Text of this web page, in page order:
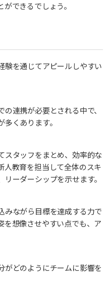
できるでしょう。
験を通じてアピールしやすい
連携が必要とされる中で、
くあります。
スタッフをまとめ、効率的な
人教育を担当して全体のスキ
ーダーシップを示せます。
みながら目標を達成する力で
を想像させやすい点でも、ア
がどのようにチームに影響を